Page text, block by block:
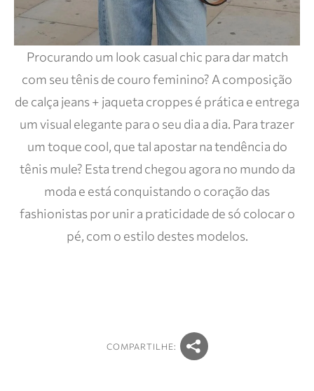
Procurando um look casual chic para dar match
com seu tênis de couro feminino? A composição
de calça jeans + jaqueta croppes é prática e entrega
um visual elegante para o seu dia a dia. Para trazer
um toque cool, que tal apostar na tendência do
tênis mule? Esta trend chegou agora no mundo da
moda e está conquistando o coração das
fashionistas por unir a praticidade de só colocar o
pé, com o estilo destes modelos.
COMPARTILHE: